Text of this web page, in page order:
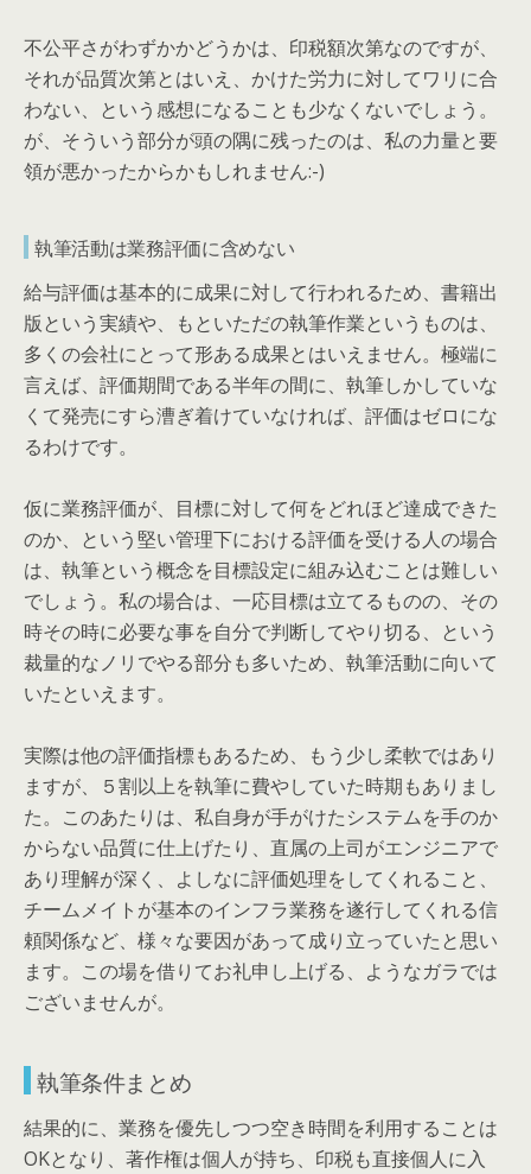
不公平さがわずかかどうかは、印税額次第なのですが、
それが品質次第とはいえ、かけた労力に対してワリに合
わない、という感想になることも少なくないでしょう。
が、そういう部分が頭の隅に残ったのは、私の力量と要
領が悪かったからかもしれません:-)
執筆活動は業務評価に含めない
給与評価は基本的に成果に対して行われるため、書籍出
版という実績や、もといただの執筆作業というものは、
多くの会社にとって形ある成果とはいえません。極端に
言えば、評価期間である半年の間に、執筆しかしていな
くて発売にすら漕ぎ着けていなければ、評価はゼロにな
るわけです。
仮に業務評価が、目標に対して何をどれほど達成できた
のか、という堅い管理下における評価を受ける人の場合
は、執筆という概念を目標設定に組み込むことは難しい
でしょう。私の場合は、一応目標は立てるものの、その
時その時に必要な事を自分で判断してやり切る、という
裁量的なノリでやる部分も多いため、執筆活動に向いて
いたといえます。
実際は他の評価指標もあるため、もう少し柔軟ではあり
ますが、５割以上を執筆に費やしていた時期もありまし
た。このあたりは、私自身が手がけたシステムを手のか
からない品質に仕上げたり、直属の上司がエンジニアで
あり理解が深く、よしなに評価処理をしてくれること、
チームメイトが基本のインフラ業務を遂行してくれる信
頼関係など、様々な要因があって成り立っていたと思い
ます。この場を借りてお礼申し上げる、ようなガラでは
ございませんが。
執筆条件まとめ
結果的に、業務を優先しつつ空き時間を利用することは
OKとなり、著作権は個人が持ち、印税も直接個人に入